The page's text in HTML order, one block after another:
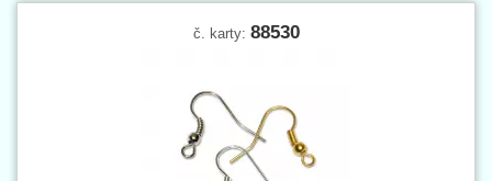
č. karty: 88530